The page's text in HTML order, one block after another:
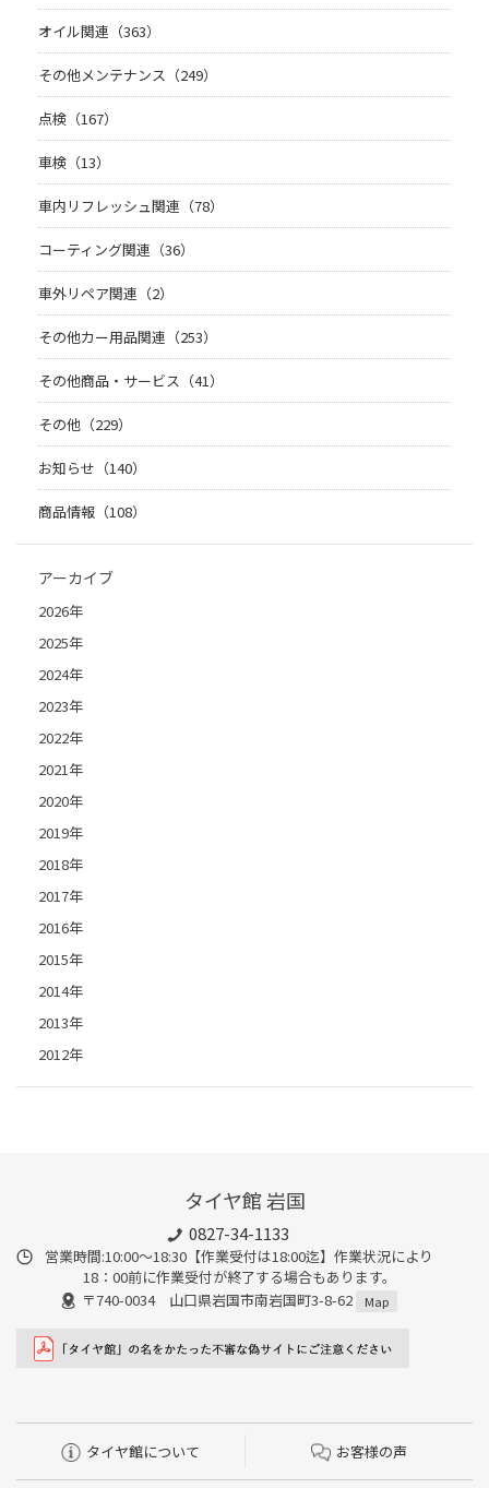
オイル関連（363）
その他メンテナンス（249）
点検（167）
車検（13）
車内リフレッシュ関連（78）
コーティング関連（36）
車外リペア関連（2）
その他カー用品関連（253）
その他商品・サービス（41）
その他（229）
お知らせ（140）
商品情報（108）
アーカイブ
2026年
2025年
2024年
2023年
2022年
2021年
2020年
2019年
2018年
2017年
2016年
2015年
2014年
2013年
2012年
タイヤ館 岩国
0827-34-1133
営業時間:10:00〜18:30【作業受付は18:00迄】作業状況により
18：00前に作業受付が終了する場合もあります。
〒740-0034 山口県岩国市南岩国町3-8-62
Map
タイヤ館について お客様の声